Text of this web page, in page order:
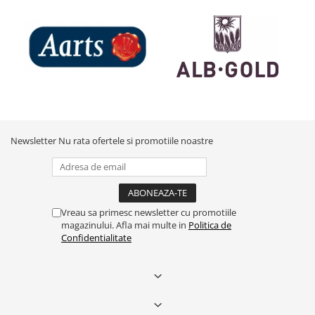
Newsletter Nu rata ofertele si promotiile noastre
Vreau sa primesc newsletter cu promotiile
magazinului. Afla mai multe in Politica de
Confidentialitate